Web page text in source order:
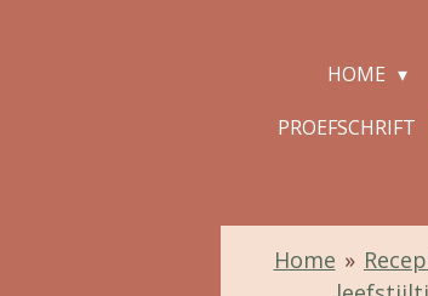
HOME
PROEFSCHRIFT
Home »